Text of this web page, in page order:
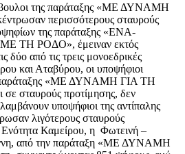
της παράταξης «ΜΕ ΔΥΝΑΜΗ
περισσότερους σταυρούς
της παράταξης «ΕΝΑ-
ΡΟΔΟ», έμειναν εκτός
δύο από τις τρεις μονοεδρικές
και Αταβύρου, οι υποψήφιοι
παράταξης «ΜΕ ΔΥΝΑΜΗ ΓΙΑ ΤΗ
σταυρούς προτίμησης, δεν
υποψήφιοι της αντίπαλης
λιγότερους σταυρούς
Ενότητα Καμείρου, η Φωτεινή –
από την παράταξη «ΜΕ ΔΥΝΑΜΗ